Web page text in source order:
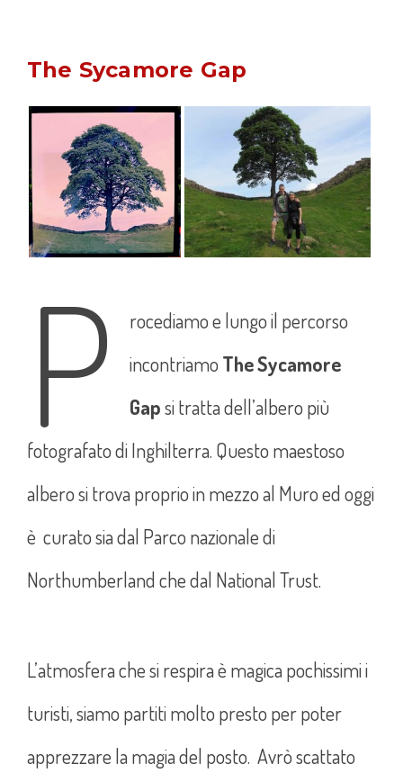
The Sycamore Gap
P
rocediamo e lungo il percorso
incontriamoThe Sycamore
Gapsi tratta dell’albero più
fotografato di Inghilterra. Questo maestoso
albero si trova proprio in mezzo al Muro ed oggi
è curato sia dal Parco nazionale di
Northumberland che dal National Trust.
L’atmosfera che si respira è magica pochissimi i
turisti, siamo partiti molto presto per poter
apprezzare la magia del posto. Avrò scattato